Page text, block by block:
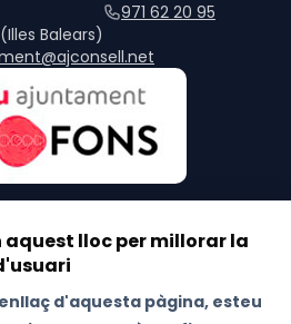
Balears)
971 62 20 95
aquest lloc per millorar la
d'aquesta pàgina, esteu